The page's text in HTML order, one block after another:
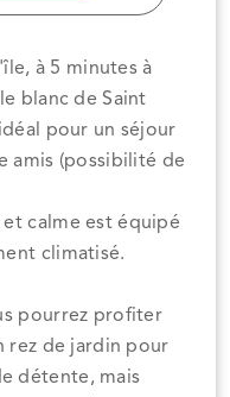
à 5 minutes à
blanc de Saint
pour un séjour
amis (possibilité de
calme est équipé
climatisé.
pourrez profiter
rez de jardin pour
détente, mais